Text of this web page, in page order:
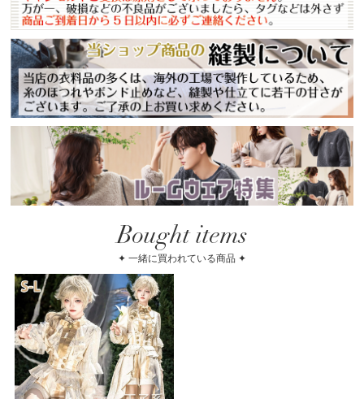
Bought items
✦ 一緒に買われている商品 ✦